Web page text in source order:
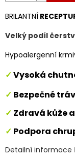
BRILANTNÍ
Velký podíl
Hypoalergenní
✓Vysoká
✓ Bezpečné
✓ Zdravá kůže
✓ Podpora
Detailní informace